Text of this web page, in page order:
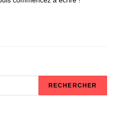
RECHERCHER